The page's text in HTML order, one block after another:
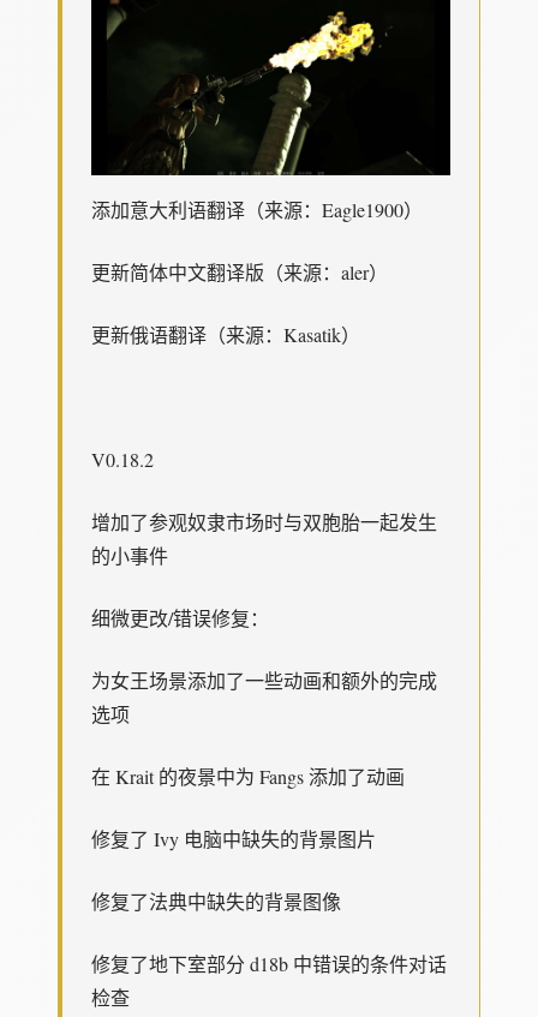
添加意大利语翻译（来源：Eagle1900）
更新简体中文翻译版（来源：aler）
更新俄语翻译（来源：Kasatik）
V0.18.2
增加了参观奴隶市场时与双胞胎一起发生
的小事件
细微更改/错误修复：
为女王场景添加了一些动画和额外的完成
选项
在 Krait 的夜景中为 Fangs 添加了动画
修复了 Ivy 电脑中缺失的背景图片
修复了法典中缺失的背景图像
修复了地下室部分 d18b 中错误的条件对话
检查